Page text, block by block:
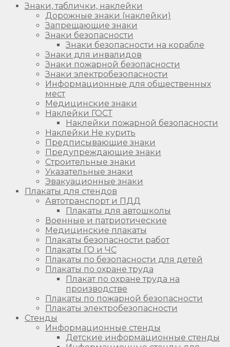
Знаки, таблички, наклейки
Дорожные знаки (наклейки)
Запрещающие знаки
Знаки безопасности
Знаки безопасности на корабле
Знаки для инвалидов
Знаки пожарной безопасности
Знаки электробезопасности
Информационные для общественных
мест
Медицинские знаки
Наклейки ГОСТ
Наклейки пожарной безопасности
Наклейки Не курить
Предписывающие знаки
Предупреждающие знаки
Строительные знаки
Указательные знаки
Эвакуационные знаки
Плакаты для стендов
Автотранспорт и ПДД
Плакаты для автошколы
Военные и патриотические
Медицинские плакаты
Плакаты безопасности работ
Плакаты ГО и ЧС
Плакаты по безопасности для детей
Плакаты по охране труда
Плакат по охране труда на
производстве
Плакаты по пожарной безопасности
Плакаты электробезопасности
Стенды
Информационные стенды
Детские информационные стенды